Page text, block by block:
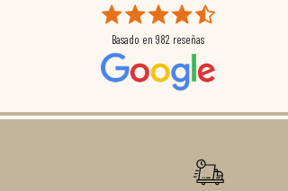
Basado en 982 reseñas
Magnífica atención al cliente. Tuvimos un pequeño
retraso en el pedido y desde el minuto uno se
preocuparon por ayudarnos en todo. Gracias a Sergio,
magnífico gestor... atento, amable, un servicio de 10.
Gracias de nuevo por todo!